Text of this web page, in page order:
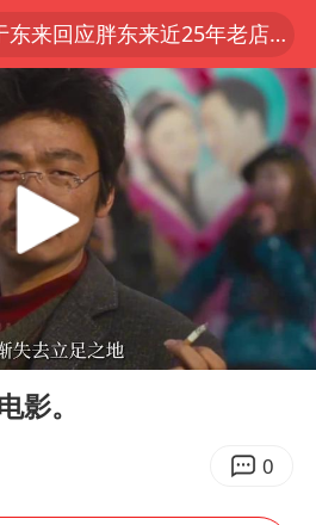
于东来回应胖东来近25年老店年底关闭
以拒绝“和平委员会”的加沙和平计划
浙江省甬江发生2026年第1号洪水
国足U17与阿森纳决赛取消 并列冠军
独闯南太行的失联女生最后轨迹已确认
香港刷新1884年以来最高气温纪录
05:26
影。
0